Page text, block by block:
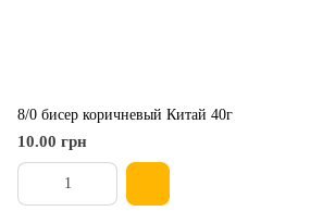
8/0 бисер коричневый Китай 40г
10.00 грн